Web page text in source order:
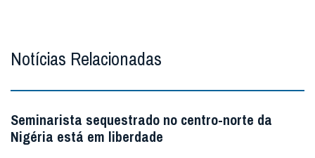
Notícias Relacionadas
Seminarista sequestrado no centro-norte da
Nigéria está em liberdade